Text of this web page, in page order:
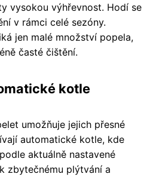
vysokou výhřevnost. Hodí se
v rámci celé sezóny.
jen malé množství popela,
časté čištění.
kotle
umožňuje jejich přesné
automatické kotle, kde
aktuálně nastavené
zbytečnému plýtvání a